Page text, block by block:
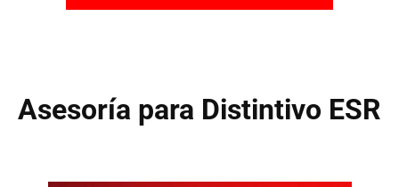
Asesoría para Distintivo ESR